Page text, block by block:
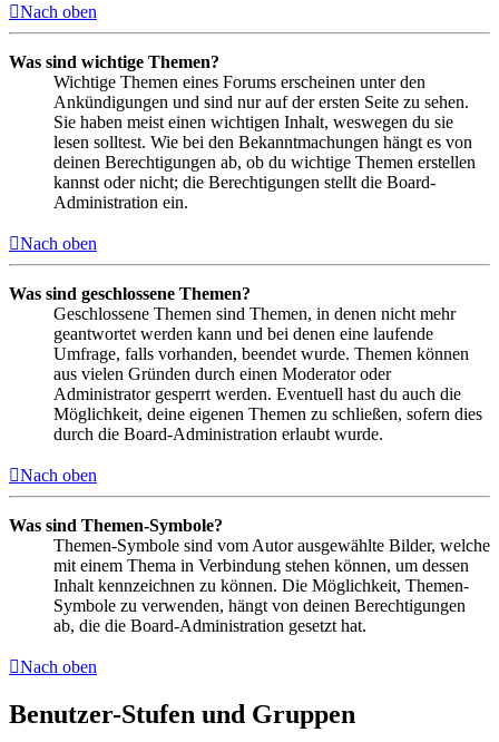
Nach oben
Was sind wichtige Themen?
Wichtige Themen eines Forums erscheinen unter den
Ankündigungen und sind nur auf der ersten Seite zu sehen.
Sie haben meist einen wichtigen Inhalt, weswegen du sie
lesen solltest. Wie bei den Bekanntmachungen hängt es von
deinen Berechtigungen ab, ob du wichtige Themen erstellen
kannst oder nicht; die Berechtigungen stellt die Board-
Administration ein.
Nach oben
Was sind geschlossene Themen?
Geschlossene Themen sind Themen, in denen nicht mehr
geantwortet werden kann und bei denen eine laufende
Umfrage, falls vorhanden, beendet wurde. Themen können
aus vielen Gründen durch einen Moderator oder
Administrator gesperrt werden. Eventuell hast du auch die
Möglichkeit, deine eigenen Themen zu schließen, sofern dies
durch die Board-Administration erlaubt wurde.
Nach oben
Was sind Themen-Symbole?
Themen-Symbole sind vom Autor ausgewählte Bilder, welche
mit einem Thema in Verbindung stehen können, um dessen
Inhalt kennzeichnen zu können. Die Möglichkeit, Themen-
Symbole zu verwenden, hängt von deinen Berechtigungen
ab, die die Board-Administration gesetzt hat.
Nach oben
Benutzer-Stufen und Gruppen